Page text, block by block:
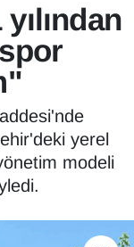
yerel
modeli